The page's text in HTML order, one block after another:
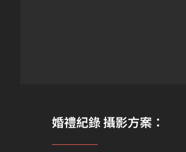
婚禮紀錄 攝影方案：